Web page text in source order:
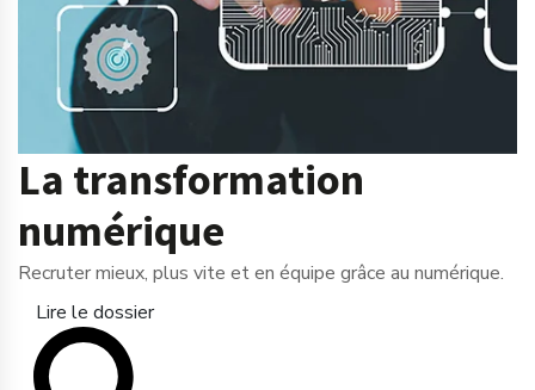
La transformation
numérique
Recruter mieux, plus vite et en équipe grâce au numérique.
Lire le dossier